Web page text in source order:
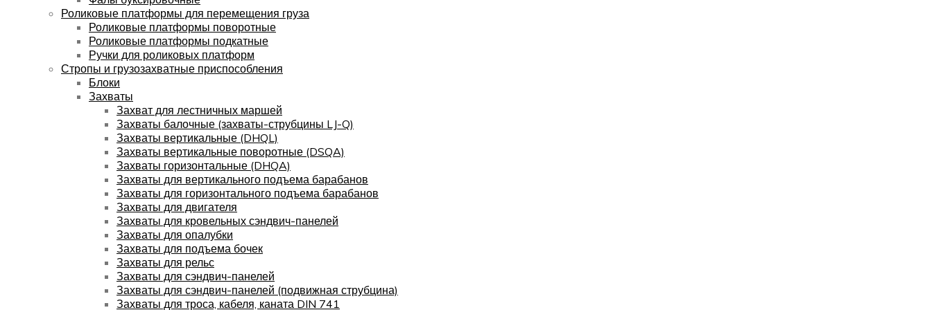
Роликовые платформы для перемещения груза
Роликовые платформы поворотные
Роликовые платформы подкатные
Ручки для роликовых платформ
Стропы и грузозахватные приспособления
Блоки
Захваты
Захват для лестничных маршей
Захваты балочные (захваты-струбцины LJ-Q)
Захваты вертикальные (DHQL)
Захваты вертикальные поворотные (DSQA)
Захваты горизонтальные (DHQA)
Захваты для вертикального подъема барабанов
Захваты для горизонтального подъема барабанов
Захваты для двигателя
Захваты для кровельных сэндвич-панелей
Захваты для опалубки
Захваты для подъема бочек
Захваты для рельс
Захваты для сэндвич-панелей
Захваты для сэндвич-панелей (подвижная струбцина)
Захваты для троса, кабеля, каната DIN 741